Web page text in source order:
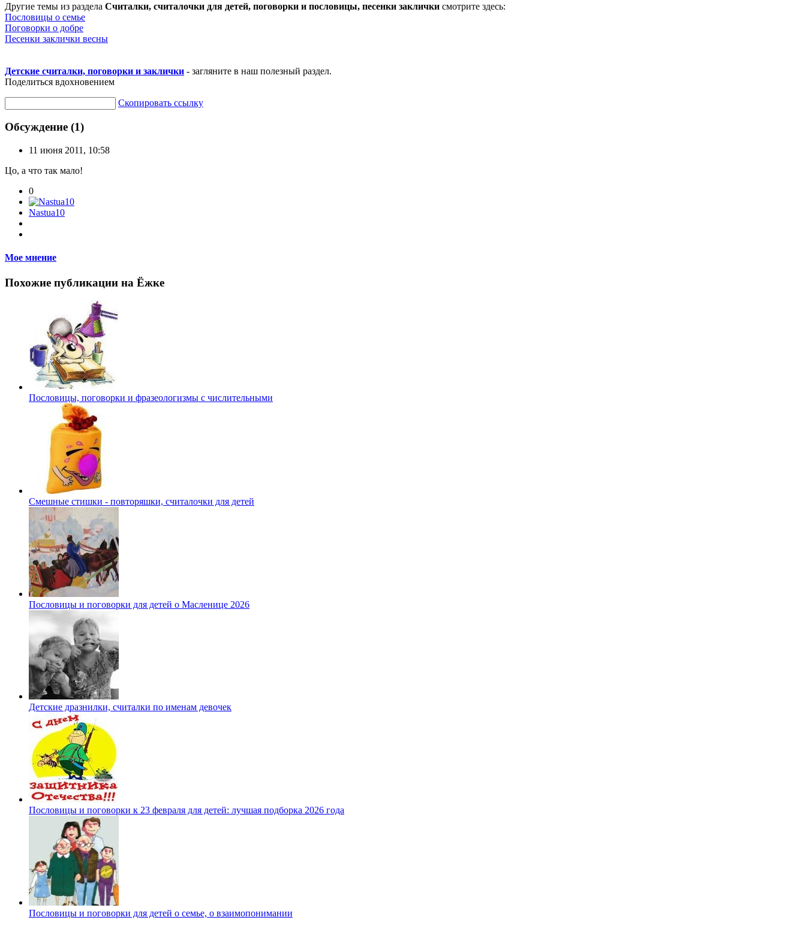
Другие темы из раздела Считалки, считалочки для детей, поговорки и пословицы, песенки заклички смотрите здесь:
Пословицы о семье
Поговорки о добре
Песенки заклички весны
Детские считалки, поговорки и заклички - загляните в наш полезный раздел.
Поделиться вдохновением
Скопировать ссылку
Обсуждение (1)
11 июня 2011, 10:58
Цо, а что так мало!
0
Nastua10
Мое мнение
Похожие публикации на Ёжке
Пословицы, поговорки и фразеологизмы с числительными
Смешные стишки - повторяшки, считалочки для детей
Пословицы и поговорки для детей о Масленице 2026
Детские дразнилки, считалки по именам девочек
Пословицы и поговорки к 23 февраля для детей: лучшая подборка 2026 года
Пословицы и поговорки для детей о семье, о взаимопонимании